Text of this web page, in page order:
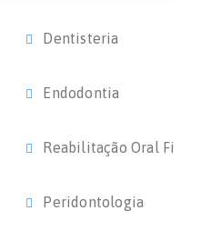
Dentisteria
Endodontia
Reabilitação Oral Fixa e
Peridontologia